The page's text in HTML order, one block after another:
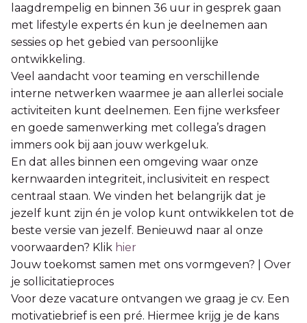
laagdrempelig en binnen 36 uur in gesprek gaan
met lifestyle experts én kun je deelnemen aan
sessies op het gebied van persoonlijke
ontwikkeling.
Veel aandacht voor teaming en verschillende
interne netwerken waarmee je aan allerlei sociale
activiteiten kunt deelnemen. Een fijne werksfeer
en goede samenwerking met collega’s dragen
immers ook bij aan jouw werkgeluk.
En dat alles binnen een omgeving waar onze
kernwaarden integriteit, inclusiviteit en respect
centraal staan. We vinden het belangrijk dat je
jezelf kunt zijn én je volop kunt ontwikkelen tot de
beste versie van jezelf. Benieuwd naar al onze
voorwaarden? Klik hier
Jouw toekomst samen met ons vormgeven? | Over
je sollicitatieproces
Voor deze vacature ontvangen we graag je cv. Een
motivatiebrief is een pré. Hiermee krijg je de kans